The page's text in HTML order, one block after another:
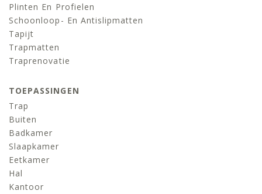
Plinten En Profielen
Schoonloop- En Antislipmatten
Tapijt
Trapmatten
Traprenovatie
TOEPASSINGEN
Trap
Buiten
Badkamer
Slaapkamer
Eetkamer
Hal
Kantoor